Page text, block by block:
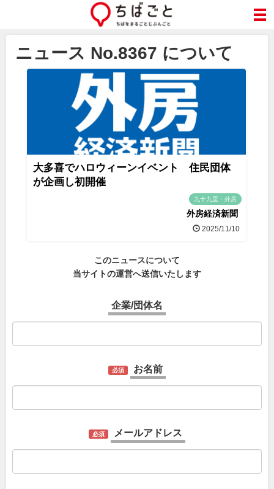
ニュース No.8367 について
大多喜でハロウィーンイベント 住民団体
が企画し初開催
九十九里・外房
外房経済新聞
2025/11/10
このニュースについて
当サイトの運営へ送信いたします
企業/団体名
必須 お名前
必須 メールアドレス